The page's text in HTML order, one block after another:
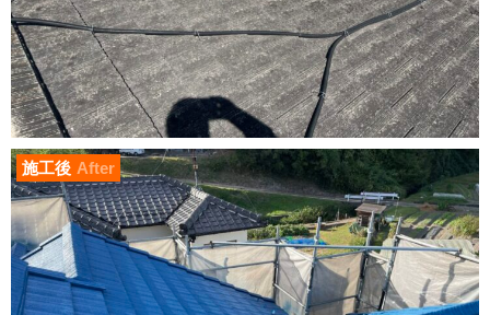
施工後 After